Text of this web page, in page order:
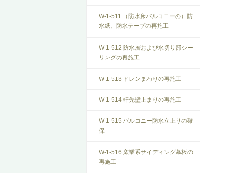
W-1-511 （防水床バルコニーの）防
水紙、防水テープの再施工
W-1-512 防水層および水切り部シー
リングの再施工
W-1-513 ドレンまわりの再施工
W-1-514 軒先壁止まりの再施工
W-1-515 バルコニー防水立上りの確
保
W-1-516 窯業系サイディング幕板の
再施工